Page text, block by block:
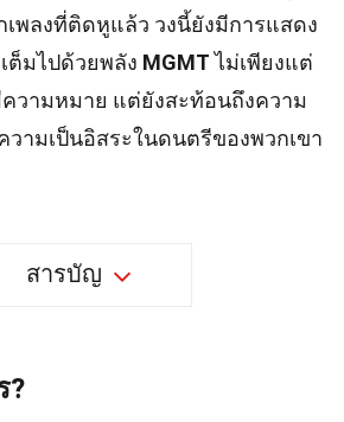
เพลงที่ติดหูแล้ว วงนี้ยังมีการแสดง
ต็มไปด้วยพลัง MGMTไม่เพียงแต่
ความหมาย แต่ยังสะท้อนถึงความ
ามเป็นอิสระในดนตรีของพวกเขา
สารบัญ
?